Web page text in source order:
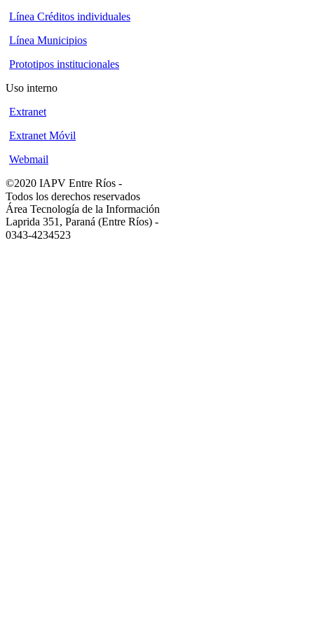
Línea Créditos individuales
Línea Municipios
Prototipos institucionales
Uso interno
Extranet
Extranet Móvil
Webmail
©2020 IAPV Entre Ríos -
Todos los derechos reservados
Área Tecnología de la Información
Laprida 351, Paraná (Entre Ríos) -
0343-4234523